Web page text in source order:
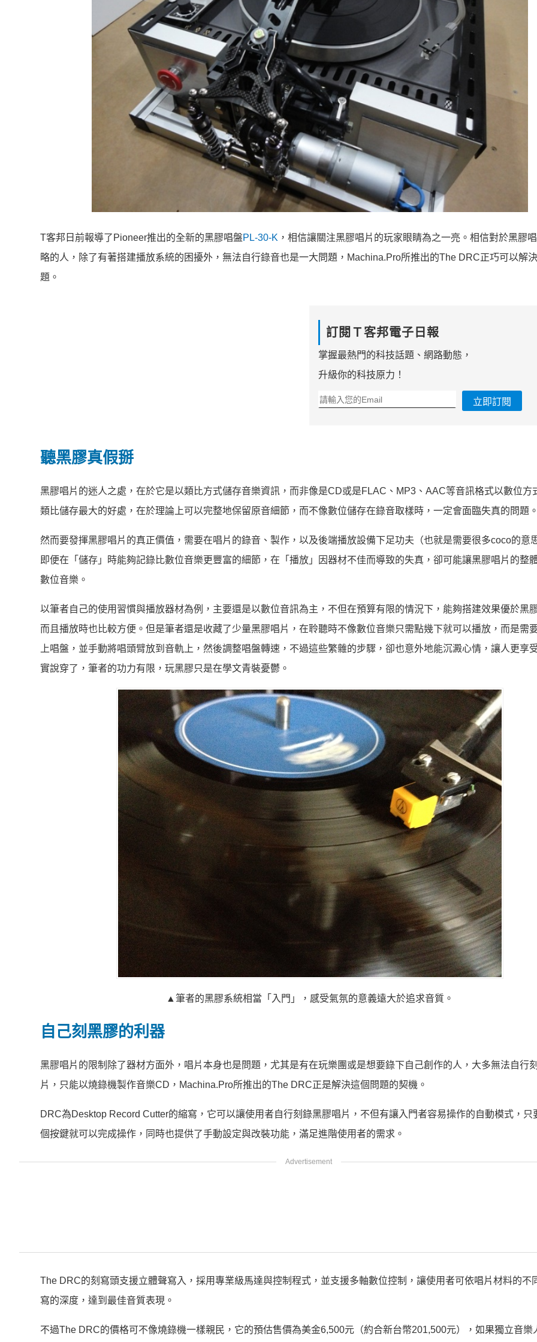
T客邦日前報導了Pioneer推出的全新的黑膠唱盤PL-30-K ，相信讓關注黑膠唱片的玩家眼睛為之一亮。相信對於黑膠
略的人，除了有著搭建播放系統的困擾外，無法自行錄音也是一大問題，Machina.Pro所推出的The DRC正巧可以解
題。
訂閱Ｔ客邦電子日報
掌握最熱門的科技話題、網路動態，
升級你的科技原力！
立即訂閱
聽黑膠真假掰
黑膠唱片的迷人之處，在於它是以類比方式儲存音樂資訊，而非像是CD或是FLAC、MP3、AAC等音訊格式以數位方
類比儲存最大的好處，在於理論上可以完整地保留原音細節，而不像數位儲存在錄音取樣時，一定會面臨失真的問題。
然而要發揮黑膠唱片的真正價值，需要在唱片的錄音、製作，以及後端播放設備下足功夫（也就是需要很多coco的意
即便在「儲存」時能夠記錄比數位音樂更豐富的細節，在「播放」因器材不佳而導致的失真，卻可能讓黑膠唱片的整
數位音樂。
以筆者自己的使用習慣與播放器材為例，主要還是以數位音訊為主，不但在預算有限的情況下，能夠搭建效果優於黑
而且播放時也比較方便。但是筆者還是收藏了少量黑膠唱片，在聆聽時不像數位音樂只需點幾下就可以播放，而是需
上唱盤，並手動將唱頭臂放到音軌上，然後調整唱盤轉速，不過這些繁雜的步驟，卻也意外地能沉澱心情，讓人更享
實說穿了，筆者的功力有限，玩黑膠只是在學文青裝憂鬱。
▲筆者的黑膠系統相當「入門」，感受氣氛的意義遠大於追求音質。
自己刻黑膠的利器
黑膠唱片的限制除了器材方面外，唱片本身也是問題，尤其是有在玩樂團或是想要錄下自己創作的人，大多無法自行
片，只能以燒錄機製作音樂CD，Machina.Pro所推出的The DRC正是解決這個問題的契機。
DRC為Desktop Record Cutter的縮寫，它可以讓使用者自行刻錄黑膠唱片，不但有讓入門者容易操作的自動模式，只
個按鍵就可以完成操作，同時也提供了手動設定與改裝功能，滿足進階使用者的需求。
The DRC的刻寫頭支援立體聲寫入，採用專業級馬達與控制程式，並支援多軸數位控制，讓使用者可依唱片材料的不
寫的深度，達到最佳音質表現。
不過The DRC的價格可不像燒錄機一樣親民，它的預估售價為美金6,500元（約合新台幣201,500元），如果獨立音樂